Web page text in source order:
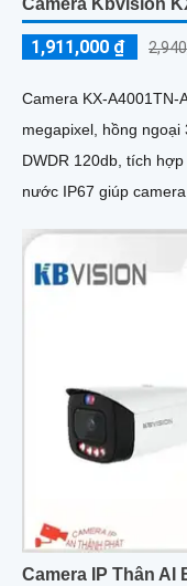
1,911,000 ₫
Camera KX-
megapixel, hồng
DWDR 120db, tích
nước IP67 giúp
Camera IP Thân AI